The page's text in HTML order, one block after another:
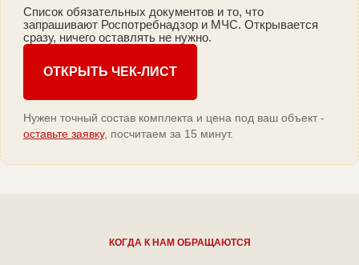
Список обязательных документов и то, что
запрашивают Роспотребнадзор и МЧС. Открывается
сразу, ничего оставлять не нужно.
ОТКРЫТЬ ЧЕК-ЛИСТ
Нужен точный состав комплекта и цена под ваш объект -
оставьте заявку, посчитаем за 15 минут.
КОГДА К НАМ ОБРАЩАЮТСЯ